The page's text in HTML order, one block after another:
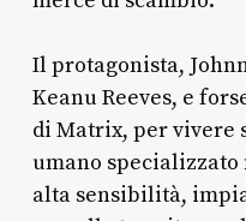
Il protagonista,
Keanu Reeves, e
di Matrix, per vivere
umano
alta sensibilità,